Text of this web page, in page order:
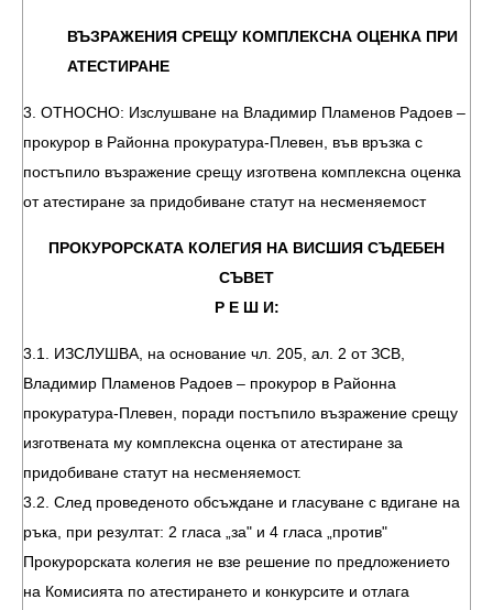
ВЪЗРАЖЕНИЯ СРЕЩУ КОМПЛЕКСНА ОЦЕНКА ПРИ
АТЕСТИРАНЕ
3. ОТНОСНО: Изслушване на Владимир Пламенов Радоев –
прокурор в Районна прокуратура-Плевен, във връзка с
постъпило възражение срещу изготвена комплексна оценка
от атестиране за придобиване статут на несменяемост
ПРОКУРОРСКАТА КОЛЕГИЯ НА ВИСШИЯ СЪДЕБЕН
СЪВЕТ
Р Е Ш И:
3.1. ИЗСЛУШВА, на основание чл. 205, ал. 2 от ЗСВ,
Владимир Пламенов Радоев – прокурор в Районна
прокуратура-Плевен, поради постъпило възражение срещу
изготвената му комплексна оценка от атестиране за
придобиване статут на несменяемост.
3.2. След проведеното обсъждане и гласуване с вдигане на
ръка, при резултат: 2 гласа „за" и 4 гласа „против"
Прокурорската колегия не взе решение по предложението
на Комисията по атестирането и конкурсите и отлага